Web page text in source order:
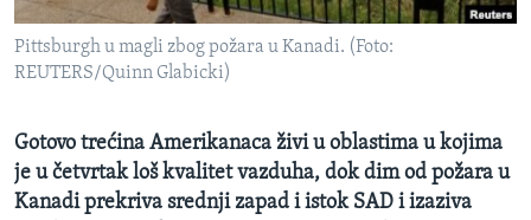
Learning English
Jezici
Pittsburgh u magli zbog požara u Kanadi. (Foto:
REUTERS/Quinn Glabicki)
Gotovo trećina Amerikanaca živi u oblastima u kojima
je u četvrtak loš kvalitet vazduha, dok dim od požara u
Kanadi prekriva srednji zapad i istok SAD i izaziva